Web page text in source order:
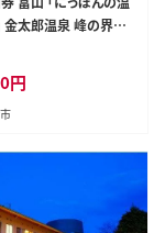
金太郎温泉 峰の界和
ベッドタイプ 2泊4食
※北海道・沖縄・離
不可
円